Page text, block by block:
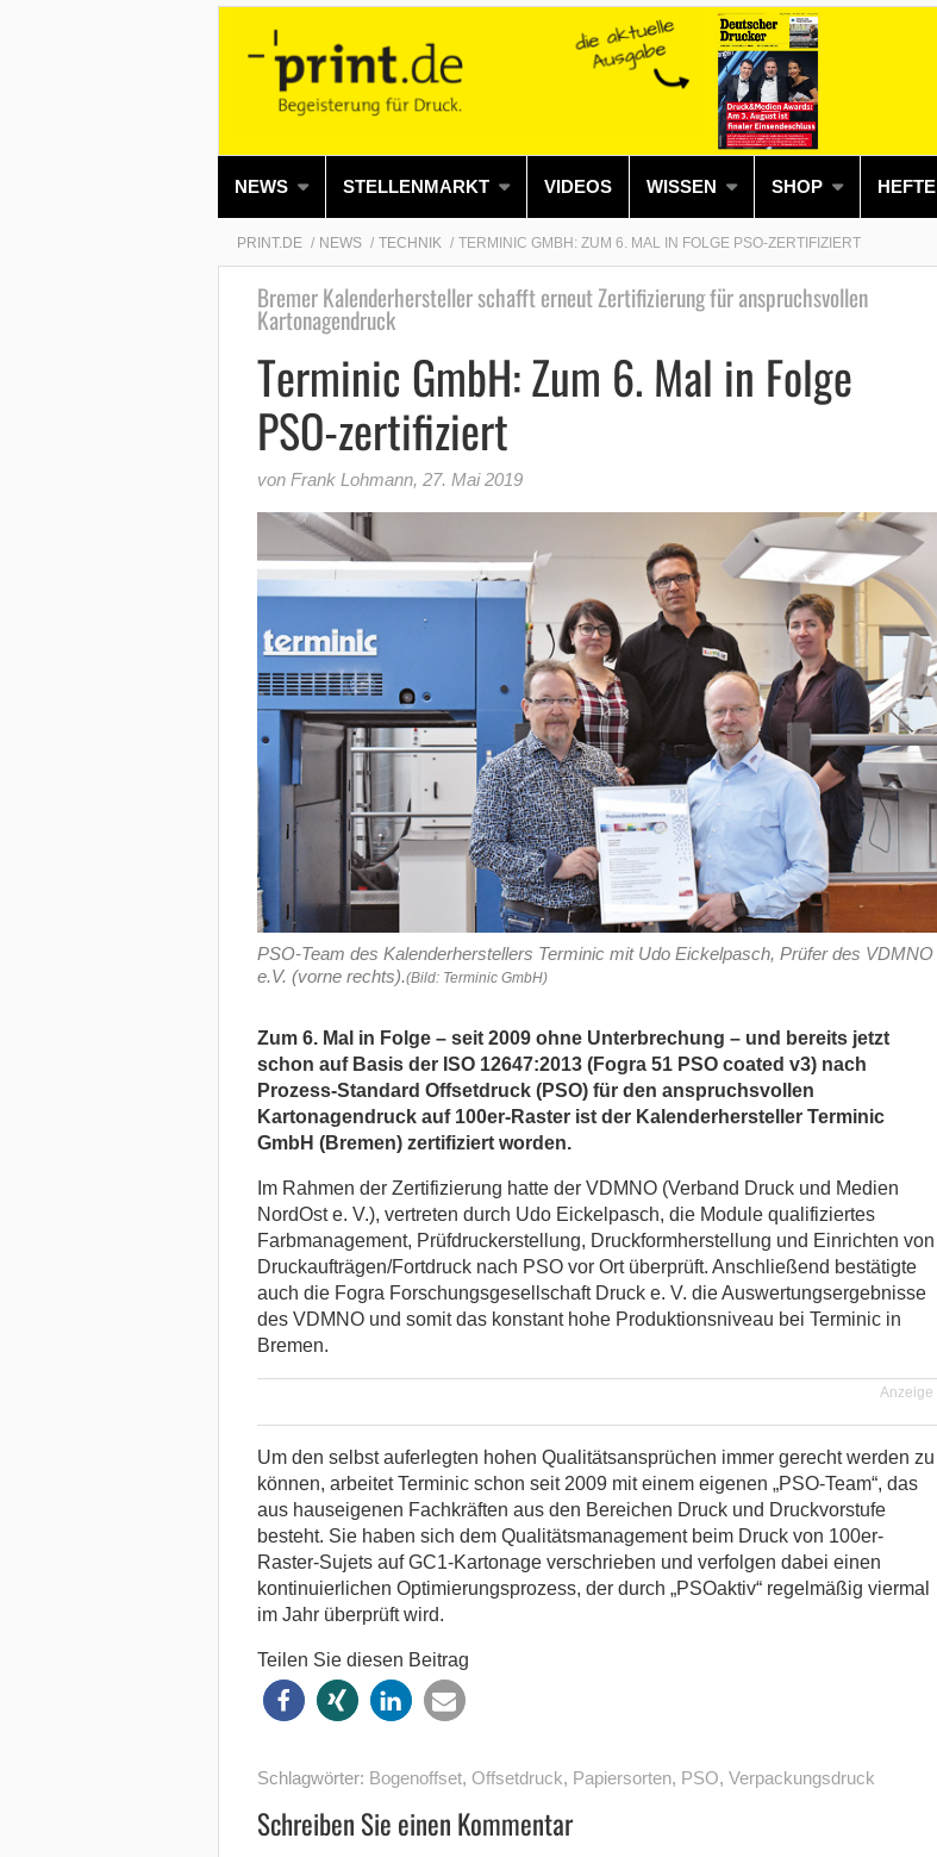
NEWS STELLENMARKT VIDEOS WISSEN SHOP HEFTE
PRINT.DE NEWS TECHNIK TERMINIC GMBH: ZUM 6. MAL IN FOLGE PSO-ZERTIFIZIERT
Bremer Kalenderhersteller schafft erneut Zertifizierung für anspruchsvollen
Kartonagendruck
Terminic GmbH: Zum 6. Mal in Folge
PSO-zertifiziert
von Frank Lohmann, 27. Mai 2019
PSO-Team des Kalenderherstellers Terminic mit Udo Eickelpasch, Prüfer des VDMNO
e.V. (vorne rechts).(Bild: Terminic GmbH)
Zum 6. Mal in Folge – seit 2009 ohne Unterbrechung – und bereits jetzt
schon auf Basis der ISO 12647:2013 (Fogra 51 PSO coated v3) nach
Prozess-Standard Offsetdruck (PSO) für den anspruchsvollen
Kartonagendruck auf 100er-Raster ist der Kalenderhersteller Terminic
GmbH (Bremen) zertifiziert worden.
Im Rahmen der Zertifizierung hatte der VDMNO (Verband Druck und Medien
NordOst e. V.), vertreten durch Udo Eickelpasch, die Module qualifiziertes
Farbmanagement, Prüfdruckerstellung, Druckformherstellung und Einrichten von
Druckaufträgen/Fortdruck nach PSO vor Ort überprüft. Anschließend bestätigte
auch die Fogra Forschungsgesellschaft Druck e. V. die Auswertungsergebnisse
des VDMNO und somit das konstant hohe Produktionsniveau bei Terminic in
Bremen.
Anzeige
Um den selbst auferlegten hohen Qualitätsansprüchen immer gerecht werden zu
können, arbeitet Terminic schon seit 2009 mit einem eigenen „PSO-Team“, das
aus hauseigenen Fachkräften aus den Bereichen Druck und Druckvorstufe
besteht. Sie haben sich dem Qualitätsmanagement beim Druck von 100er-
Raster-Sujets auf GC1-Kartonage verschrieben und verfolgen dabei einen
kontinuierlichen Optimierungsprozess, der durch „PSOaktiv“ regelmäßig viermal
im Jahr überprüft wird.
Teilen Sie diesen Beitrag
Schlagwörter: Bogenoffset, Offsetdruck, Papiersorten, PSO, Verpackungsdruck
Schreiben Sie einen Kommentar